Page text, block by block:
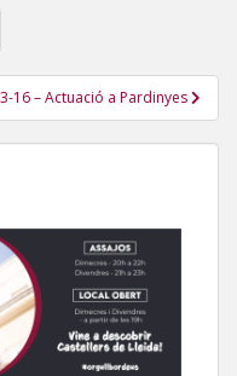
16 – Actuació a Pardinyes